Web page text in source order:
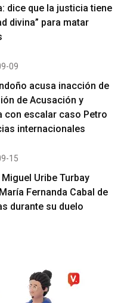
dice que la justicia tiene
divina” para matar
09
acusa inacción de
de Acusación y
con escalar caso Petro
internacionales
15
Miguel Uribe Turbay
Fernanda Cabal de
durante su duelo